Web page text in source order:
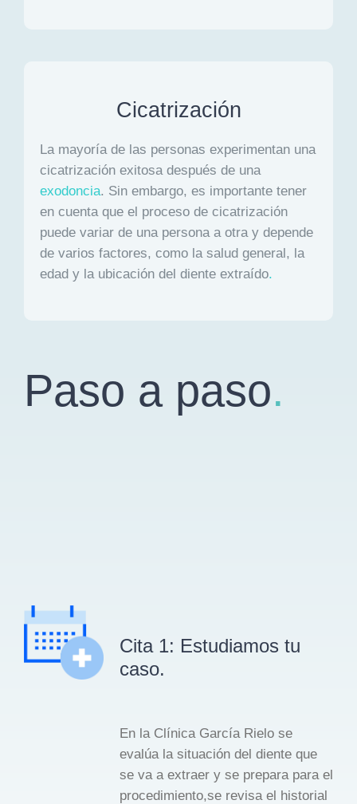
Cicatrización
La mayoría de las personas experimentan una
cicatrización exitosa después de una
exodoncia. Sin embargo, es importante tener
en cuenta que el proceso de cicatrización
puede variar de una persona a otra y depende
de varios factores, como la salud general, la
edad y la ubicación del diente extraído.
Paso a paso.
Cita 1: Estudiamos tu
caso.
En la Clínica García Rielo se
evalúa la situación del diente que
se va a extraer y se prepara para el
procedimiento,se revisa el historial